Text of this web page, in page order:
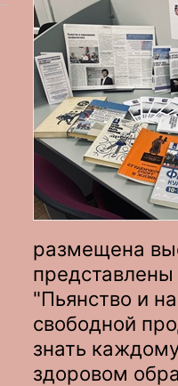
размещена
представлены
"Пьянство и
свободной
знать
здоровом